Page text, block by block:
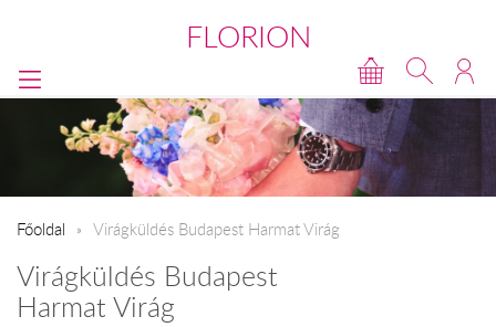
FLORION
Főoldal Virágküldés Budapest Harmat Virág
Virágküldés Budapest
Harmat Virág